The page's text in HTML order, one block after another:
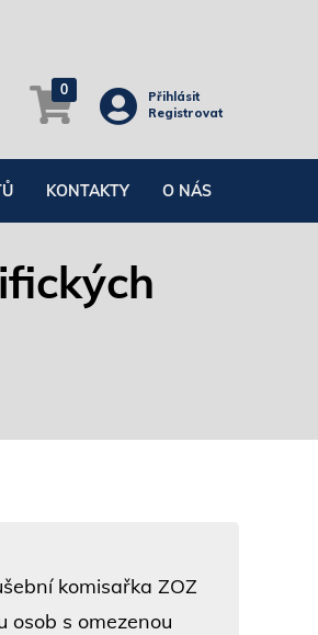
0
Přihlásit
Registrovat
KONTAKTY O NÁS
komisařka ZOZ
osob s omezenou